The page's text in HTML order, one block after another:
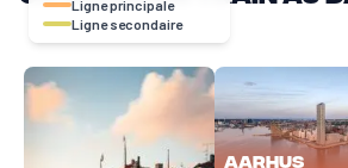
Ligne principale
Ligne secondaire
Aarhus